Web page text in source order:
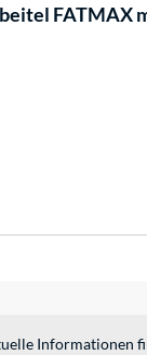
FATMAX
Informationen